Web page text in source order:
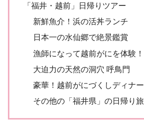
「福井・越前」日帰りツアー
新鮮魚介！浜の活丼ランチ
日本一の水仙郷で絶景鑑賞
漁師になって越前がにを体験！
大迫力の天然の洞穴 呼鳥門
豪華！越前がにづくしディナー
その他の「福井県」の日帰り旅